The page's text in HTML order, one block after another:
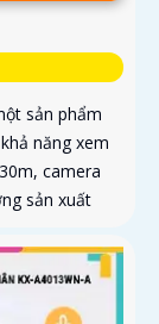
sản phẩm
năng xem
camera
sản xuất